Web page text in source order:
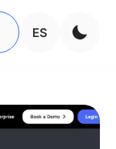
ES